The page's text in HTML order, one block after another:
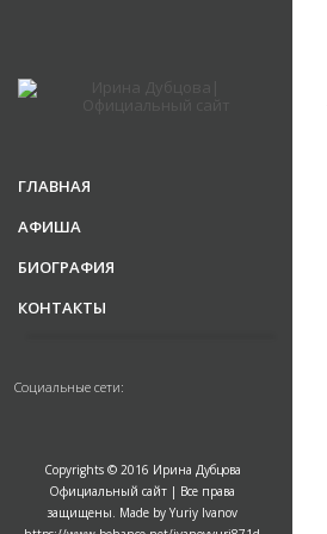
ГЛАВНАЯ
АФИША
БИОГРАФИЯ
КОНТАКТЫ
Социальные сети:
Copyrights © 2016 Ирина Дубцова
Официальный сайт | Все права
защищены. Made by Yuriy Ivanov